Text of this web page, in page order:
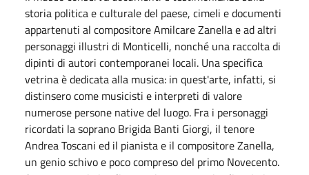
storia politica e culturale del paese, cimeli e documenti
appartenuti al compositore Amilcare Zanella e ad altri
personaggi illustri di Monticelli, nonché una raccolta di
dipinti di autori contemporanei locali. Una specifica
vetrina è dedicata alla musica: in quest'arte, infatti, si
distinsero come musicisti e interpreti di valore
numerose persone native del luogo. Fra i personaggi
ricordati la soprano Brigida Banti Giorgi, il tenore
Andrea Toscani ed il pianista e il compositore Zanella,
un genio schivo e poco compreso del primo Novecento.